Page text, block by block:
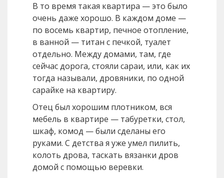
В то время такая квартира — это было
очень даже хорошо. В каждом доме —
по восемь квартир, печное отопление,
в ванной — титан с печкой, туалет
отдельно. Между домами, там, где
сейчас дорога, стояли сараи, или, как их
тогда называли, дровяники, по одной
сарайке на квартиру.
Отец был хорошим плотником, вся
мебель в квартире — табуретки, стол,
шкаф, комод — были сделаны его
руками. С детства я уже умел пилить,
колоть дрова, таскать вязанки дров
домой с помощью веревки.